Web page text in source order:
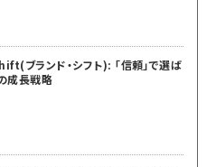
ブランド・シフト): 「信頼」で選ば
成長戦略